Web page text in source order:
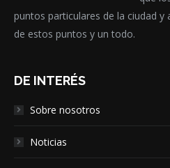
puntos particulares de la ciudad y
de estos puntos y un todo.
DE INTERÉS
Sobre nosotros
Noticias